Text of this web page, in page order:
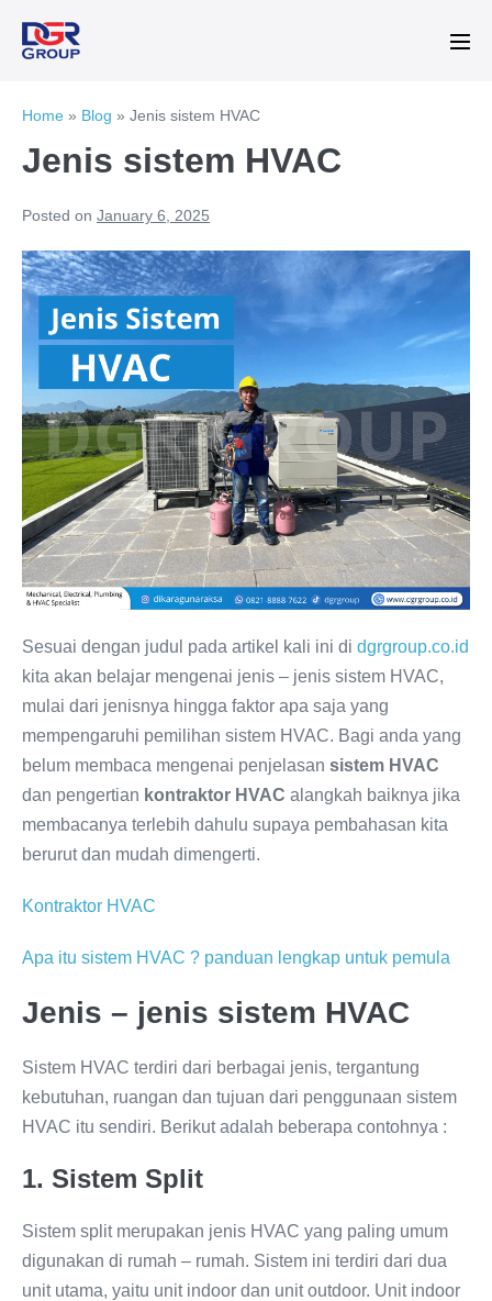
Home » Blog » Jenis sistem HVAC
Jenis sistem HVAC
Posted on January 6, 2025
Sesuai dengan judul pada artikel kali ini di dgrgroup.co.id
kita akan belajar mengenai jenis – jenis sistem HVAC,
mulai dari jenisnya hingga faktor apa saja yang
mempengaruhi pemilihan sistem HVAC. Bagi anda yang
belum membaca mengenai penjelasan sistem HVAC
dan pengertian kontraktor HVAC alangkah baiknya jika
membacanya terlebih dahulu supaya pembahasan kita
berurut dan mudah dimengerti.
Kontraktor HVAC
Apa itu sistem HVAC ? panduan lengkap untuk pemula
Jenis – jenis sistem HVAC
Sistem HVAC terdiri dari berbagai jenis, tergantung
kebutuhan, ruangan dan tujuan dari penggunaan sistem
HVAC itu sendiri. Berikut adalah beberapa contohnya :
1. Sistem Split
Sistem split merupakan jenis HVAC yang paling umum
digunakan di rumah – rumah. Sistem ini terdiri dari dua
unit utama, yaitu unit indoor dan unit outdoor. Unit indoor